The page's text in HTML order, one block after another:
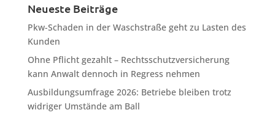
Neueste Beiträge
Pkw-Schaden in der Waschstraße geht zu Lasten des
Kunden
Ohne Pflicht gezahlt – Rechtsschutzversicherung
kann Anwalt dennoch in Regress nehmen
Ausbildungsumfrage 2026: Betriebe bleiben trotz
widriger Umstände am Ball